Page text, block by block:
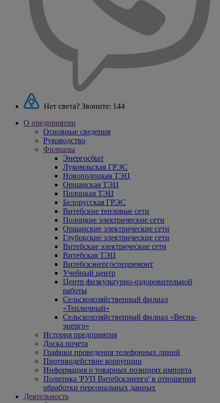
Нет света? Звоните: 144
О предприятии
Основные сведения
Руководство
Филиалы
Энергосбыт
Лукомльская ГРЭС
Новополоцкая ТЭЦ
Оршанская ТЭЦ
Полоцкая ТЭЦ
Белорусская ГРЭС
Витебские тепловые сети
Полоцкие электрические сети
Оршанские электрические сети
Глубокские электрические сети
Витебские электрические сети
Витебская ТЭЦ
Витебскэнергоспецремонт
Учебный центр
Центр физкультурно-оздоровительной
работы
Сельскохозяйственный филиал
«Тепличный»
Сельскохозяйственный филиал «Весна-
энерго»
История предприятия
Доска почета
Графики проведения телефонных линий
Противодействие коррупции
Информация о товарных позициях импорта
Политика 'РУП Витебскэнерго' в отношении
обработки персональных данных
Деятельность